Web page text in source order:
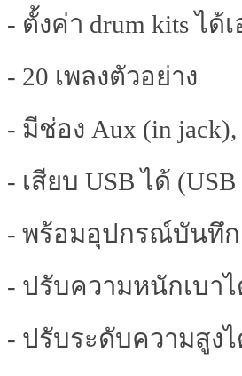
- ตั้งค่า drum kits ได้เ
- 20 เพลงตัวอย่าง
- มีช่อง Aux (in
- เสียบ USB ได้
- พร้อมอุปกรณ์บันทึก
- ปรับความหนักเบาไ
- ปรับระดับความสูงไ